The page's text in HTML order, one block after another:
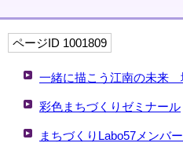
ページID 1001809
一緒に描こう江南の未来
彩色まちづくりゼミナール
まちづくりLabo57メンバ